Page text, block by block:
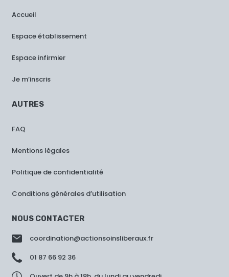
Accueil
Espace établissement
Espace infirmier
Je m’inscris
AUTRES
FAQ
Mentions légales
Politique de confidentialité
Conditions générales d’utilisation
NOUS CONTACTER
coordination@actionsoinsliberaux.fr
01 87 66 92 36